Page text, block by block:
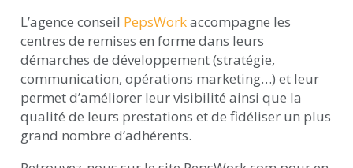
L’agence conseil PepsWorkaccompagne les
centres de remises en forme dans leurs
démarches de développement (stratégie,
communication, opérations marketing…) et leur
permet d’améliorer leur visibilité ainsi que la
qualité de leurs prestations et de fidéliser un plus
grand nombre d’adhérents.